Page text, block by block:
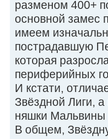
разменом 400+
основной замес
имеем
пострадавшую
которая
периферийных
И кстати,
Звёздной Лиги,
няшки Мальвины
В общем,